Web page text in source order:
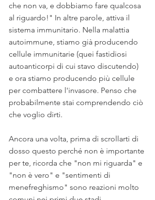
che non va, e dobbiamo fare qualcosa
al riguardo!" In altre parole, attiva il
sistema immunitario. Nella malattia
autoimmune, stiamo già producendo
cellule immunitarie (quei fastidiosi
autoanticorpi di cui stavo discutendo)
e ora stiamo producendo più cellule
per combattere l'invasore. Penso che
probabilmente stai comprendendo ciò
che voglio dirti.
Ancora una volta, prima di scrollarti di
dosso questo perché non è importante
per te, ricorda che "non mi riguarda" e
"non è vero" e "sentimenti di
menefreghismo" sono reazioni molto